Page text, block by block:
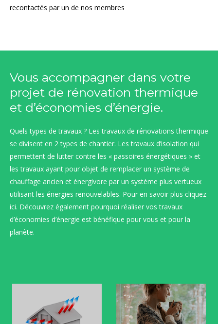
recontactés par un de nos membres
Vous accompagner dans votre
projet de rénovation thermique
et d’économies d’énergie.
Quels types de travaux ? Les travaux de rénovations thermique
se divisent en 2 types de chantier. Les travaux d’isolation qui
permettent de lutter contre les « passoires énergétiques » et
les travaux ayant pour objet de remplacer un système de
chauffage ancien et énergivore par un système plus vertueux
utilisant les énergies renouvelables. Pour en savoir plus cliquez
ici. Découvrez également pourquoi réaliser vos travaux
d’économies d’énergie est bénéfique pour vous et pour la
planète.